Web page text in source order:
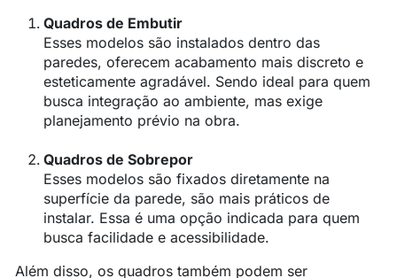
Quadros de Embutir
Esses modelos são instalados dentro das
paredes, oferecem acabamento mais discreto e
esteticamente agradável. Sendo ideal para quem
busca integração ao ambiente, mas exige
planejamento prévio na obra.
Quadros de Sobrepor
Esses modelos são fixados diretamente na
superfície da parede, são mais práticos de
instalar. Essa é uma opção indicada para quem
busca facilidade e acessibilidade.
Além disso, os quadros também podem ser